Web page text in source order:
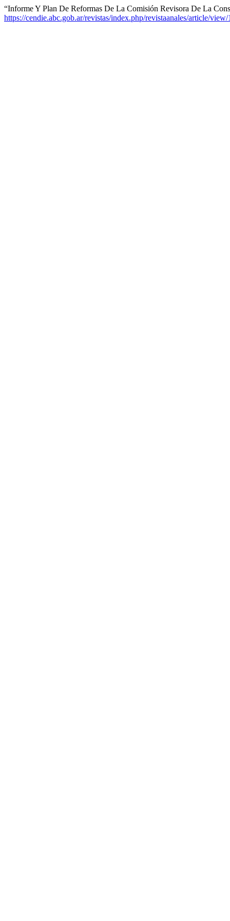
“Informe Y Plan De Reformas De La Comisión Revisora De La
https://cendie.abc.gob.ar/revistas/index.php/revistaanales/article/view/